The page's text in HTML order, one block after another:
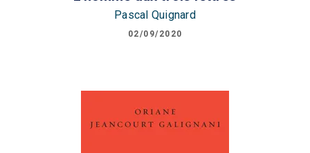
Pascal Quignard
02/09/2020